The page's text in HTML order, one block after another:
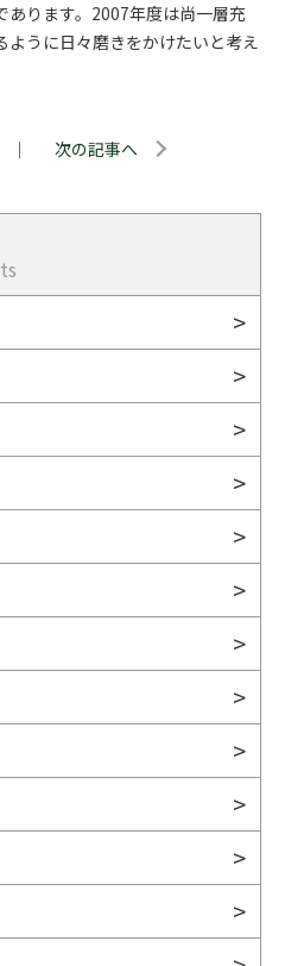
あります。2007年度は尚一層充
うに日々磨きをかけたいと考え
｜ 次の記事へ